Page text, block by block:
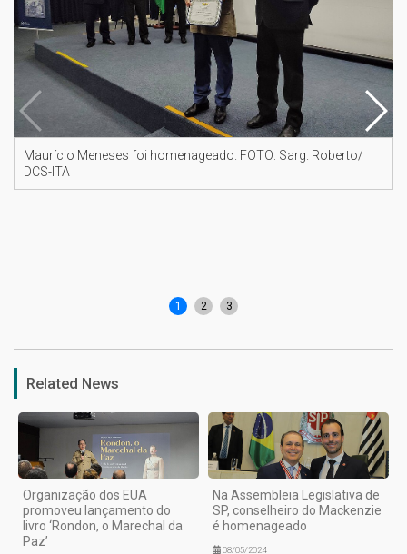
Maurício Meneses foi homenageado. FOTO: Sarg. Roberto/
DCS-ITA
1 2 3
Related News
Organização dos EUA
promoveu lançamento do
livro ‘Rondon, o Marechal da
Paz’
Na Assembleia Legislativa de
SP, conselheiro do Mackenzie
é homenageado
08/05/2024